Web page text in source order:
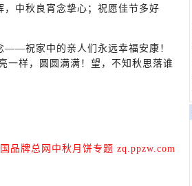
中秋良宵念挚心；祝愿佳节多好
祝家中的亲人们永远幸福安康！
一样，圆圆满满！望，不知秋思落谁
品牌总网中秋月饼专题 zq.ppzw.com